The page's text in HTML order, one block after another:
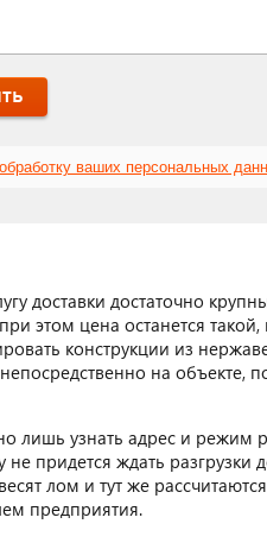
обработку ваших персональных
доставки достаточно
этом цена останется такой,
конструкции из
на объекте,
лишь узнать адрес и режим
придется ждать
лом и тут же
предприятия.